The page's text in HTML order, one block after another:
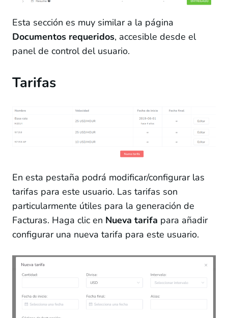
Esta sección es muy similar a la página
Documentos requeridos, accesible desde el
panel de control del usuario.
Tarifas
En esta pestaña podrá modificar/configurar las
tarifas para este usuario. Las tarifas son
particularmente útiles para la generación de
Facturas. Haga clic en Nueva tarifa para añadir
configurar una nueva tarifa para este usuario.